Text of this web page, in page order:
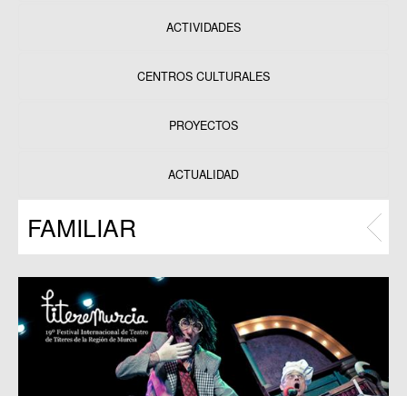
ACTIVIDADES
CENTROS CULTURALES
PROYECTOS
Programas
ACTUALIDAD
FAMILIAR